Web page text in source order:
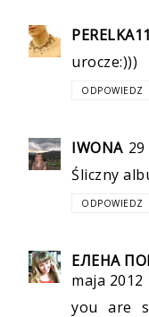
urocze:)))
ODPOWIEDZ
IWONA
Śliczny
ODPOWIEDZ
ЕЛЕНА
maja 2012
you are